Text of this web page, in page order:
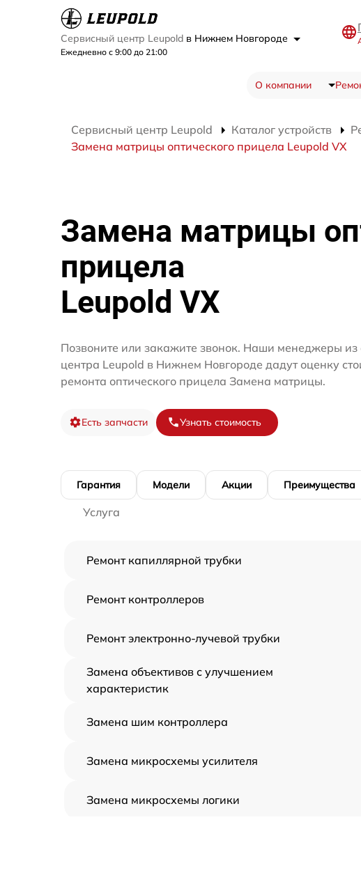
Сервисный центр Leupold в Нижнем Новгороде
Ежедневно с 9:00 до 21:00
О компании
Сервисный центр Leupold Каталог устройств
Замена матрицы оптического прицела Leupold VX
Замена матрицы
прицела
Leupold VX
Позвоните или закажите звонок. Наши менеджеры из
центра Leupold в Нижнем Новгороде дадут оценку
ремонта оптического прицела Замена матрицы.
Есть запчасти Узнать стоимость
Гарантия Модели Акции Преимущества
Услуга
Ремонт капиллярной трубки
Ремонт контроллеров
Ремонт электронно-лучевой трубки
Замена объективов с улучшением
характеристик
Замена шим контроллера
Замена микросхемы усилителя
Замена микросхемы логики